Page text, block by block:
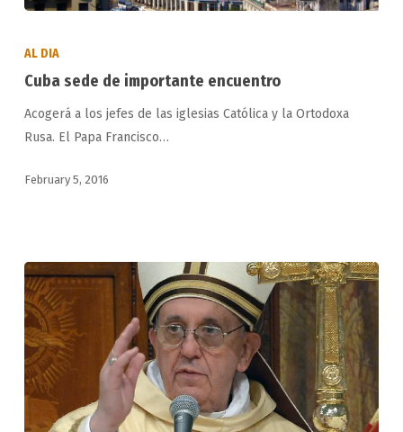
sede
importante
encuentro
AL DIA
Cuba sede de importante encuentro
Acogerá a los jefes de las iglesias Católica y la Ortodoxa
Rusa. El Papa Francisco…
February 5, 2016